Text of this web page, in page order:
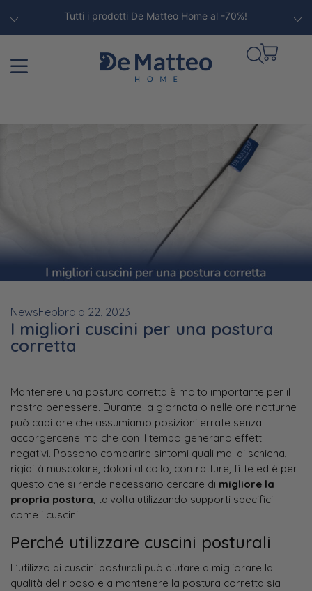
Tutti i prodotti De Matteo Home al -70%!
NewsFebbraio 22, 2023
I migliori cuscini per una postura
corretta
Mantenere una postura corretta è molto importante per il
nostro benessere. Durante la giornata o nelle ore notturne
può capitare che assumiamo posizioni errate senza
accorgercene ma che con il tempo generano effetti
negativi. Possono comparire sintomi quali mal di schiena,
rigidità muscolare, dolori al collo, contratture, fitte ed è per
questo che si rende necessario cercare di migliore la
propria postura, talvolta utilizzando supporti specifici
come i cuscini.
Perché utilizzare cuscini posturali
L’utilizzo di cuscini posturali può aiutare a migliorare la
qualità del riposo e a mantenere la postura corretta sia